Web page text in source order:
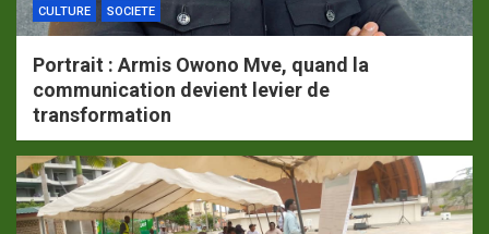
CULTURE SOCIETE
Portrait : Armis Owono Mve, quand la
communication devient levier de
transformation